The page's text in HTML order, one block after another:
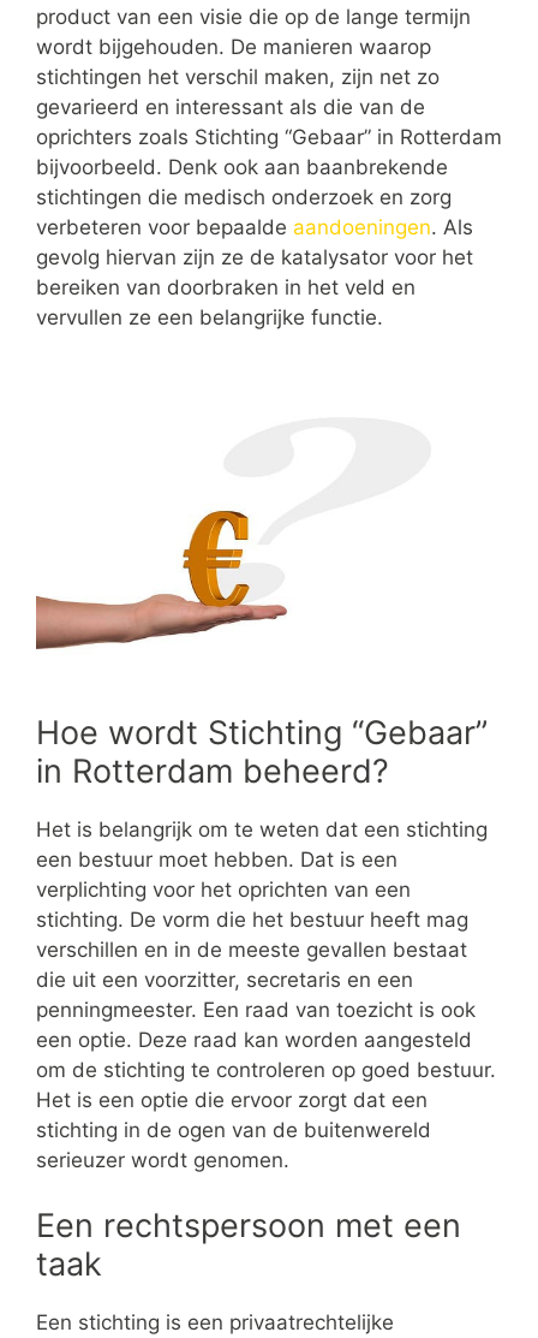
product van een visie die op de lange termijn
wordt bijgehouden. De manieren waarop
stichtingen het verschil maken, zijn net zo
gevarieerd en interessant als die van de
oprichters zoals Stichting “Gebaar” in Rotterdam
bijvoorbeeld. Denk ook aan baanbrekende
stichtingen die medisch onderzoek en zorg
verbeteren voor bepaalde aandoeningen. Als
gevolg hiervan zijn ze de katalysator voor het
bereiken van doorbraken in het veld en
vervullen ze een belangrijke functie.
Hoe wordt Stichting “Gebaar”
in Rotterdam beheerd?
Het is belangrijk om te weten dat een stichting
een bestuur moet hebben. Dat is een
verplichting voor het oprichten van een
stichting. De vorm die het bestuur heeft mag
verschillen en in de meeste gevallen bestaat
die uit een voorzitter, secretaris en een
penningmeester. Een raad van toezicht is ook
een optie. Deze raad kan worden aangesteld
om de stichting te controleren op goed bestuur.
Het is een optie die ervoor zorgt dat een
stichting in de ogen van de buitenwereld
serieuzer wordt genomen.
Een rechtspersoon met een
taak
Een stichting is een privaatrechtelijke